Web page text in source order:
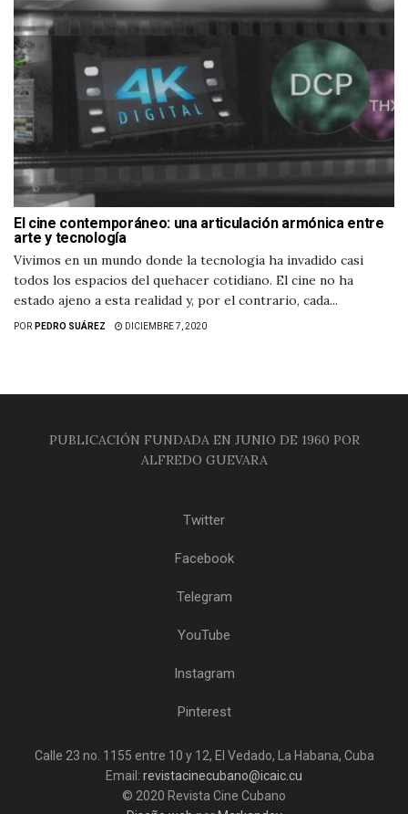
El cine contemporáneo: una articulación armónica entre
arte y tecnología
Vivimos en un mundo donde la tecnología ha invadido casi
todos los espacios del quehacer cotidiano. El cine no ha
estado ajeno a esta realidad y, por el contrario, cada...
POR PEDRO SUÁREZ DICIEMBRE 7, 2020
PUBLICACIÓN FUNDADA EN JUNIO DE 1960 POR
ALFREDO GUEVARA
Twitter
Facebook
Telegram
YouTube
Instagram
Pinterest
Calle 23 no. 1155 entre 10 y 12, El Vedado, La Habana, Cuba
Email: revistacinecubano@icaic.cu
© 2020 Revista Cine Cubano